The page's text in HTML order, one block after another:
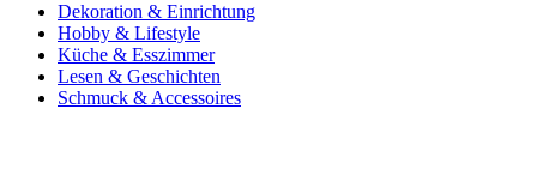
Dekoration & Einrichtung
Hobby & Lifestyle
Küche & Esszimmer
Lesen & Geschichten
Schmuck & Accessoires